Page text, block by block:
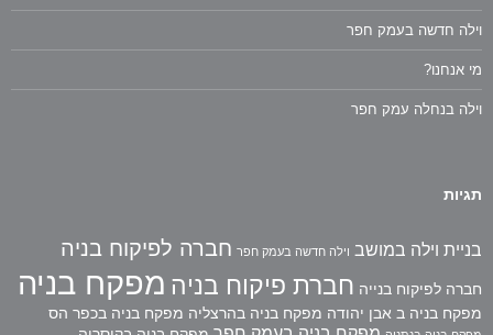
וילה חדשה בעמק חפר
מי אנחנו?
וילה בנחלה עמק חפר
תגיות
בניית וילה במושב וילה חדשה בעמק חפר חברה לפיקוח בניה
חברה לפיקוח בנייה חברת פיקוח בניה מפקח בניה
מפקח בניה ב אבן יהודה מפקח בניה בהרצליה מפקח בניה בכפר הס